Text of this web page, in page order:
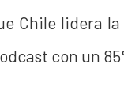
Chile lidera
con un